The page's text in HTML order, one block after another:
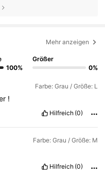
Mehr anzeigen
100%
Größer
0%
Farbe: Grau / Größe: L
!
Hilfreich (0)
Farbe: Grau / Größe: M
Hilfreich (0)